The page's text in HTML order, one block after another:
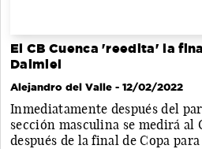
El CB Cuenca 'reedita' la
Daimiel
Alejandro del Valle - 12/02/2022
Inmediatamente después del
sección masculina se medirá al
después de la final de Copa